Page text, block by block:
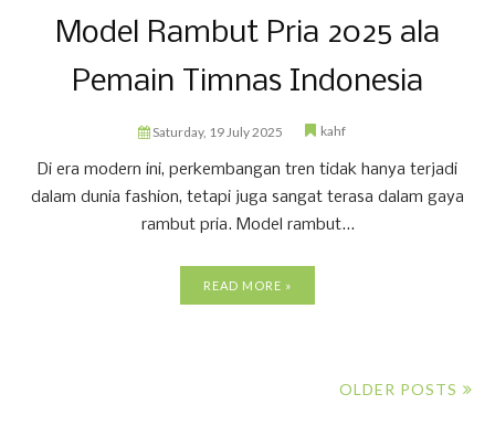
Model Rambut Pria 2025 ala
Pemain Timnas Indonesia
Saturday, 19 July 2025 kahf
Di era modern ini, perkembangan tren tidak hanya terjadi
dalam dunia fashion, tetapi juga sangat terasa dalam gaya
rambut pria. Model rambut...
READ MORE »
OLDER POSTS